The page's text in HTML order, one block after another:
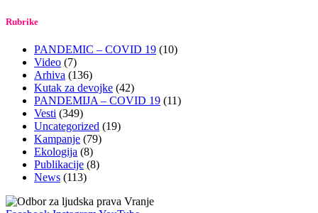
Rubrike
PANDEMIC – COVID 19 (10)
Video (7)
Arhiva (136)
Kutak za devojke (42)
PANDEMIJA – COVID 19 (11)
Vesti (349)
Uncategorized (19)
Kampanje (79)
Ekologija (8)
Publikacije (8)
News (113)